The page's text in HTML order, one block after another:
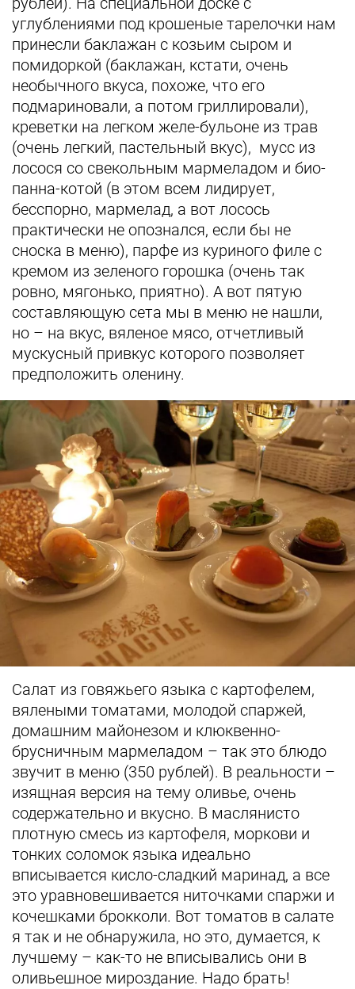
углублениями под крошеные тарелочки нам
принесли баклажан с козьим сыром и
помидоркой (баклажан, кстати, очень
необычного вкуса, похоже, что его
подмариновали, а потом гриллировали),
креветки на легком желе-бульоне из трав
(очень легкий, пастельный вкус), мусс из
лосося со свекольным мармеладом и био-
панна-котой (в этом всем лидирует,
бесспорно, мармелад, а вот лосось
практически не опознался, если бы не
сноска в меню), парфе из куриного филе с
кремом из зеленого горошка (очень так
ровно, мягонько, приятно). А вот пятую
составляющую сета мы в меню не нашли,
но – на вкус, вяленое мясо, отчетливый
мускусный привкус которого позволяет
предположить оленину.
Салат из говяжьего языка с картофелем,
вялеными томатами, молодой спаржей,
домашним майонезом и клюквенно-
брусничным мармеладом – так это блюдо
звучит в меню (350 рублей). В реальности –
изящная версия на тему оливье, очень
содержательно и вкусно. В маслянисто
плотную смесь из картофеля, моркови и
тонких соломок языка идеально
вписывается кисло-сладкий маринад, а все
это уравновешивается ниточками спаржи и
кочешками брокколи. Вот томатов в салате
я так и не обнаружила, но это, думается, к
лучшему – как-то не вписывались они в
оливьешное мироздание. Надо брать!